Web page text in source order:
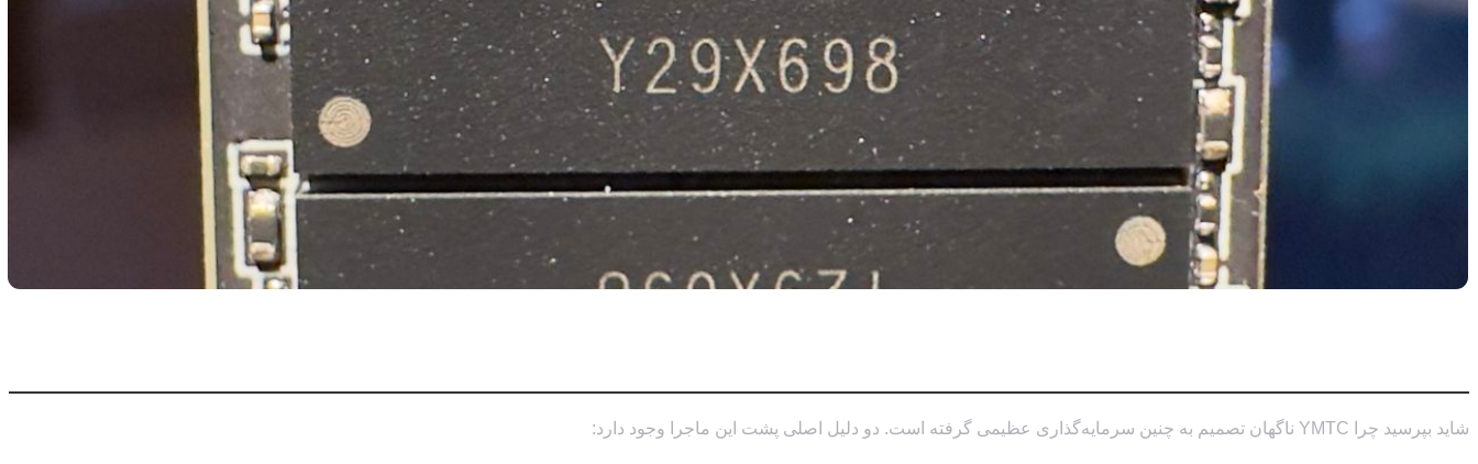
شاید بپرسید چرا YMTC ناگهان تصمیم به چنین سرمایه‌گذاری عظیمی گرفته است. دو دلیل اصلی پشت این ماجرا وجود دارد: